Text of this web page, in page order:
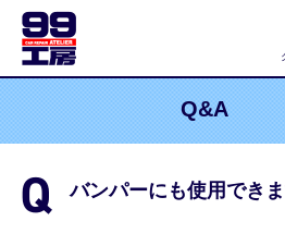
Q&A
バンパーにも使用でき